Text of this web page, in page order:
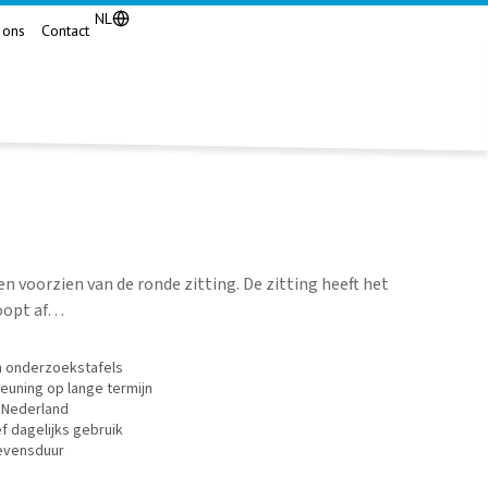
Contact
NL
voorzien van de ronde zitting. De zitting heeft het
af…
onderzoekstafels
op lange termijn
dagelijks gebruik